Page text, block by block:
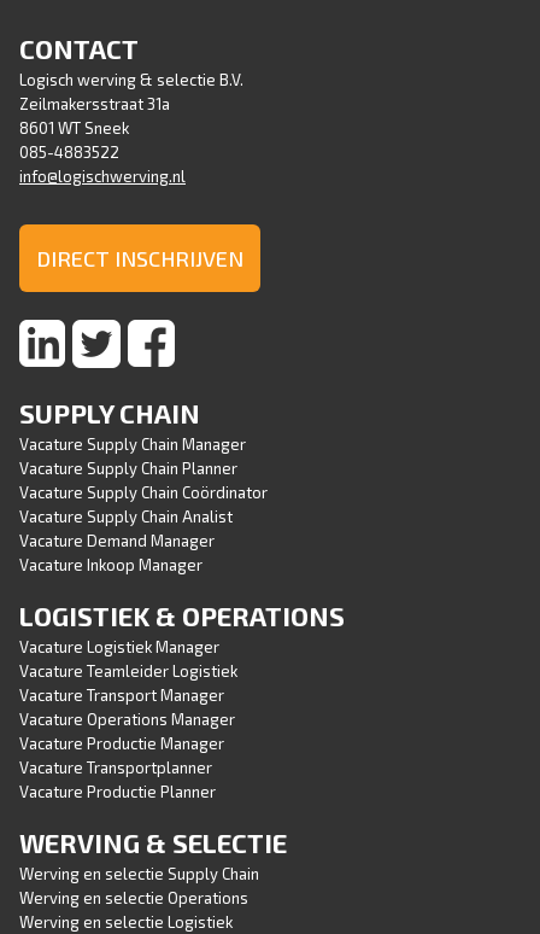
CONTACT
Logisch werving & selectie B.V.
Zeilmakersstraat 31a
8601 WT Sneek
085-4883522
info@logischwerving.nl
DIRECT INSCHRIJVEN
SUPPLY CHAIN
Vacature Supply Chain Manager
Vacature Supply Chain Planner
Vacature Supply Chain Coördinator
Vacature Supply Chain Analist
Vacature Demand Manager
Vacature Inkoop Manager
LOGISTIEK & OPERATIONS
Vacature Logistiek Manager
Vacature Teamleider Logistiek
Vacature Transport Manager
Vacature Operations Manager
Vacature Productie Manager
Vacature Transportplanner
Vacature Productie Planner
WERVING & SELECTIE
Werving en selectie Supply Chain
Werving en selectie Operations
Werving en selectie Logistiek